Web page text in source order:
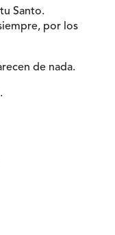
Santo.
por los
de nada.